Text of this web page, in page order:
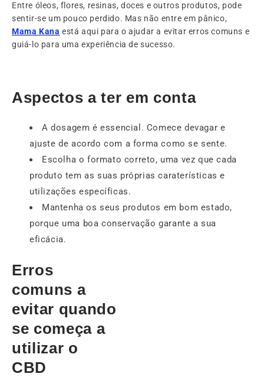
Entre óleos, flores, resinas, doces e outros produtos, pode
sentir-se um pouco perdido. Mas não entre em pânico,
Mama Kana está aqui para o ajudar a evitar erros comuns e
guiá-lo para uma experiência de sucesso.
Aspectos a ter em conta
A dosagem é essencial. Comece devagar e
ajuste de acordo com a forma como se sente.
Escolha o formato correto, uma vez que cada
produto tem as suas próprias caraterísticas e
utilizações específicas.
Mantenha os seus produtos em bom estado,
porque uma boa conservação garante a sua
eficácia.
Erros
comuns a
evitar quando
se começa a
utilizar o
CBD